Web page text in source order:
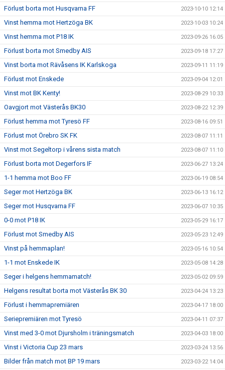
Förlust borta mot Husqvarna FF 2023-10-10 12:14
Vinst hemma mot Hertzöga BK 2023-10-03 10:24
Vinst hemma mot P18 IK 2023-09-26 16:05
Förlust borta mot Smedby AIS 2023-09-18 17:27
Vinst borta mot Rävåsens IK Karlskoga 2023-09-11 11:19
Förlust mot Enskede 2023-09-04 12:01
Vinst mot BK Kenty! 2023-08-29 10:33
Oavgjort mot Västerås BK30 2023-08-22 12:39
Förlust hemma mot Tyresö FF 2023-08-16 09:51
Förlust mot Örebro SK FK 2023-08-07 11:11
Vinst mot Segeltorp i vårens sista match 2023-08-07 11:10
Förlust borta mot Degerfors IF 2023-06-27 13:24
1-1 hemma mot Boo FF 2023-06-19 08:54
Seger mot Hertzöga BK 2023-06-13 16:12
Seger mot Husqvarna FF 2023-06-07 10:35
0-0 mot P18 IK 2023-05-29 16:17
Förlust mot Smedby AIS 2023-05-23 12:49
Vinst på hemmaplan! 2023-05-16 10:54
1-1 mot Enskede IK 2023-05-08 14:28
Seger i helgens hemmamatch! 2023-05-02 09:59
Helgens resultat borta mot Västerås BK 30 2023-04-24 13:23
Förlust i hemmapremiären 2023-04-17 18:00
Seriepremiären mot Tyresö 2023-04-11 07:37
Vinst med 3-0 mot Djursholm i träningsmatch 2023-04-03 18:00
Vinst i Victoria Cup 23 mars 2023-03-24 13:56
Bilder från match mot BP 19 mars 2023-03-22 14:04